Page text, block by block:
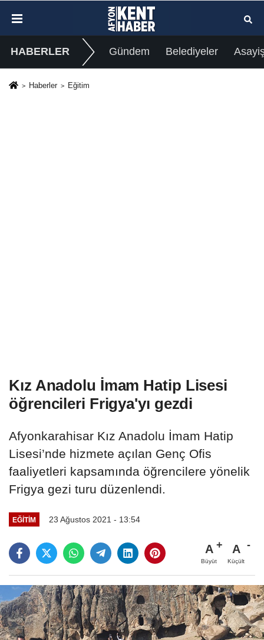
HABERLER Gündem Belediyeler
Haberler Eğitim
Kız Anadolu İmam Hatip Lisesi
öğrencileri Frigya'yı gezdi
Afyonkarahisar Kız Anadolu İmam Hatip
Lisesi’nde hizmete açılan Genç Ofis
faaliyetleri kapsamında öğrencilere yönelik
Frigya gezi turu düzenlendi.
EĞITIM 23 Ağustos 2021 - 13:54
A
Büyüt
A
Küçült